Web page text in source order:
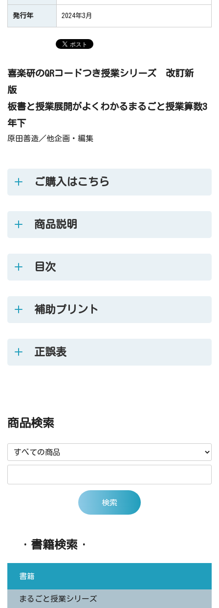
発行年 2024年3月
喜楽研のQRコードつき授業シリーズ 改訂新
版
板書と授業展開がよくわかるまるごと授業算数3
年下
原田善造／他企画・編集
ご購入はこちら
商品説明
目次
補助プリント
正誤表
商品検索
・書籍検索・
書籍
まるごと授業シリーズ